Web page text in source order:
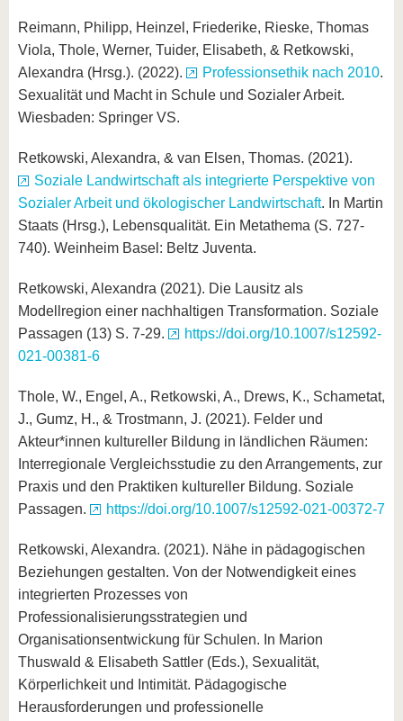
Reimann, Philipp, Heinzel, Friederike, Rieske, Thomas
Viola, Thole, Werner, Tuider, Elisabeth, & Retkowski,
Alexandra (Hrsg.). (2022).
Professionsethik nach 2010.
Sexualität und Macht in Schule und Sozialer Arbeit.
Wiesbaden: Springer VS.
Retkowski, Alexandra, & van Elsen, Thomas. (2021).
Soziale Landwirtschaft als integrierte Perspektive von
Sozialer Arbeit und ökologischer Landwirtschaft. In Martin
Staats (Hrsg.), Lebensqualität. Ein Metathema (S. 727-
740). Weinheim Basel: Beltz Juventa.
Retkowski, Alexandra (2021). Die Lausitz als
Modellregion einer nachhaltigen Transformation. Soziale
Passagen (13) S. 7-29.
https://doi.org/10.1007/s12592-
021-00381-6
Thole, W., Engel, A., Retkowski, A., Drews, K., Schametat,
J., Gumz, H., & Trostmann, J. (2021). Felder und
Akteur*innen kultureller Bildung in ländlichen Räumen:
Interregionale Vergleichsstudie zu den Arrangements, zur
Praxis und den Praktiken kultureller Bildung. Soziale
Passagen.
https://doi.org/10.1007/s12592-021-00372-7
Retkowski, Alexandra. (2021). Nähe in pädagogischen
Beziehungen gestalten. Von der Notwendigkeit eines
integrierten Prozesses von
Professionalisierungsstrategien und
Organisationsentwickung für Schulen. In Marion
Thuswald & Elisabeth Sattler (Eds.), Sexualität,
Körperlichkeit und Intimität. Pädagogische
Herausforderungen und professionelle